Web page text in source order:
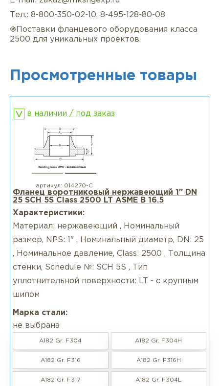
Тел.: 8-800-350-02-10, 8-495-128-80-08
֍Поставки фланцевого оборудования класса
2500 для уникальных проектов.
Просмотренные товары
в наличии / под заказ
артикул: 014270-С
Фланец воротниковый нержавеющий 1" DN
25 SCH 5S Class 2500 LT ASME B 16.5
Характеристики:
Материал: нержавеющий , Номинальный
размер, NPS: 1" , Номинальный диаметр, DN: 25
, Номинальное давление, Class: 2500 , Толщина
стенки, Schedule №: SCH 5S , Тип
уплотнительной поверхности: LT - с крупным
шипом
Марка стали:
не выбрана
A182 Gr. F304 A182 Gr. F304H
A182 Gr. F316 A182 Gr. F316H
A182 Gr. F317 A182 Gr. F304L